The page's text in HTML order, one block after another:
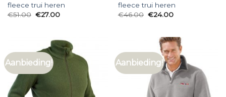
fleece trui heren
€51.00 €27.00
fleece trui heren
€46.00 €24.00
Aanbieding! Aanbieding!